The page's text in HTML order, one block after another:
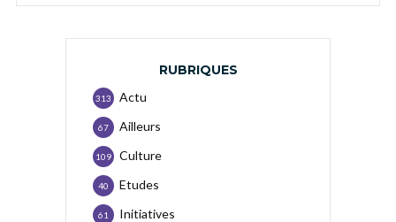
RUBRIQUES
Actu
313
Ailleurs
67
Culture
109
Etudes
40
Initiatives
61